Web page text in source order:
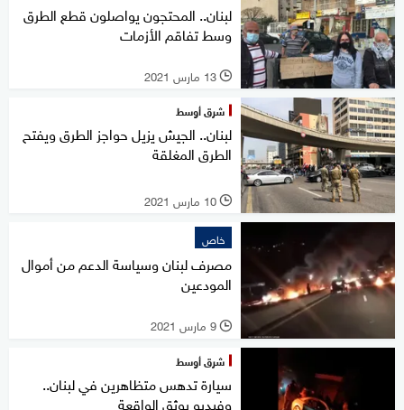
لبنان.. المحتجون يواصلون قطع الطرق
وسط تفاقم الأزمات
l 13 مارس 2021
شرق أوسط
لبنان.. الجيش يزيل حواجز الطرق ويفتح
الطرق المغلقة
l 10 مارس 2021
خاص
مصرف لبنان وسياسة الدعم من أموال
المودعين
l 9 مارس 2021
شرق أوسط
سيارة تدهس متظاهرين في لبنان..
وفيديو يوثق الواقعة